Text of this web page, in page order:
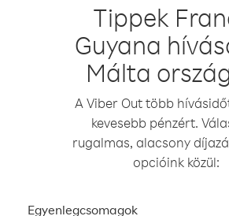
Tippek
Guyana
Málta
A Viber Out több
kevesebb pénzért.
rugalmas, alacsony
opcióink közül:
Egyenlegcsomagok